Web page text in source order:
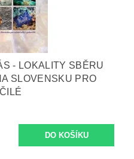
- LOKALITY SBĚRU
SLOVENSKU PRO